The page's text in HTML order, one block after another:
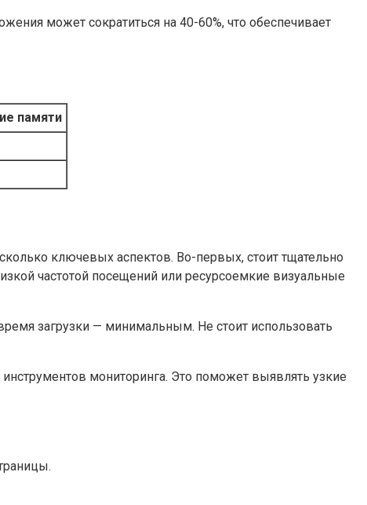
может сократиться на 40-60%, что обеспечивает
памяти
ключевых аспектов. Во-первых, стоит тщательно
частотой посещений или ресурсоемкие визуальные
загрузки — минимальным. Не стоит использовать
мониторинга. Это поможет выявлять узкие